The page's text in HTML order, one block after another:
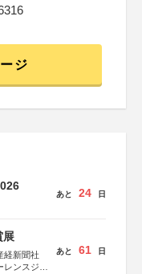
ジ
あと 24 日
展
経新聞社
ンスジャ
あと 61 日